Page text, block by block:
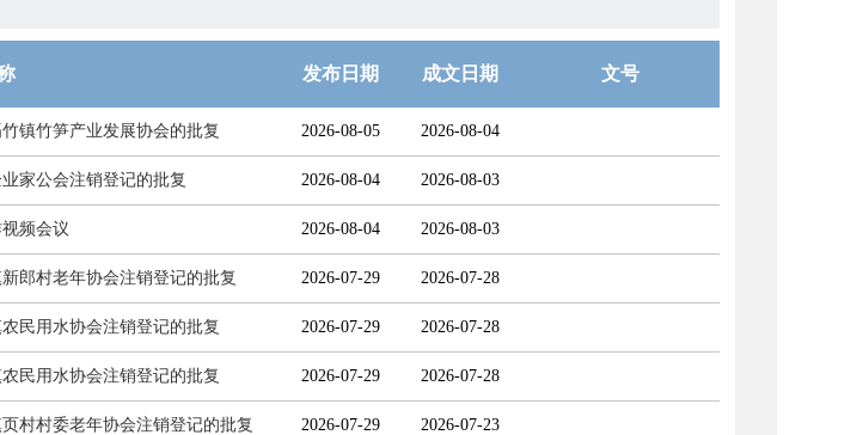
发布日期 成文日期 文号
镇竹笋产业发展协会的批复 2026-08-05 2026-08-04
家公会注销登记的批复 2026-08-04 2026-08-03
频会议 2026-08-04 2026-08-03
郎村老年协会注销登记的批复 2026-07-29 2026-07-28
民用水协会注销登记的批复 2026-07-29 2026-07-28
民用水协会注销登记的批复 2026-07-29 2026-07-28
村村委老年协会注销登记的批复 2026-07-29 2026-07-23